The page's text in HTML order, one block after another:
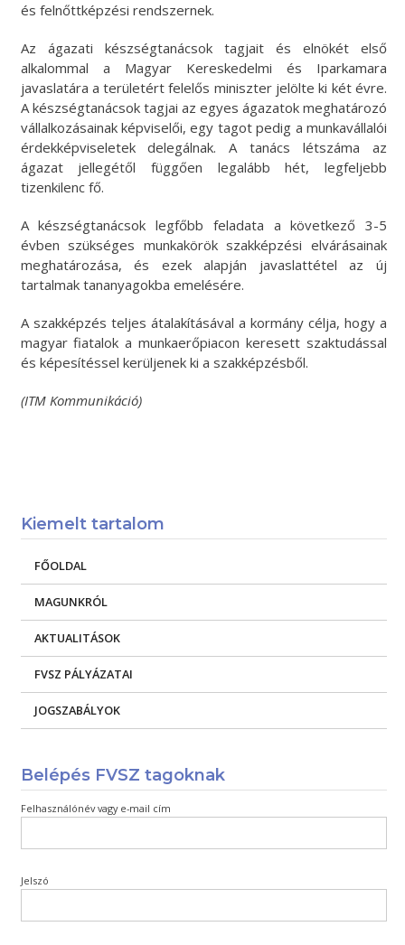
és felnőttképzési rendszernek.
Az ágazati készségtanácsok tagjait és elnökét első
alkalommal a Magyar Kereskedelmi és Iparkamara
javaslatára a területért felelős miniszter jelölte ki két évre.
A készségtanácsok tagjai az egyes ágazatok meghatározó
vállalkozásainak képviselői, egy tagot pedig a munkavállalói
érdekképviseletek delegálnak. A tanács létszáma az
ágazat jellegétől függően legalább hét, legfeljebb
tizenkilenc fő.
A készségtanácsok legfőbb feladata a következő 3-5
évben szükséges munkakörök szakképzési elvárásainak
meghatározása, és ezek alapján javaslattétel az új
tartalmak tananyagokba emelésére.
A szakképzés teljes átalakításával a kormány célja, hogy a
magyar fiatalok a munkaerőpiacon keresett szaktudással
és képesítéssel kerüljenek ki a szakképzésből.
(ITM Kommunikáció)
Kiemelt tartalom
FŐOLDAL
MAGUNKRÓL
AKTUALITÁSOK
FVSZ PÁLYÁZATAI
JOGSZABÁLYOK
Belépés FVSZ tagoknak
Felhasználónév vagy e-mail cím
Jelszó